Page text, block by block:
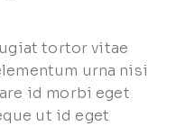
tortor vitae
urna nisi
id morbi eget
ut id eget